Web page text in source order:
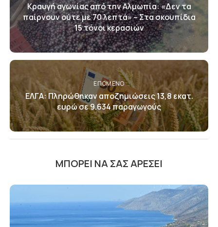
Κραυγή αγωνίας από την Αλμωπία: «Δεν τα
παίρνουν ούτε με 70 λεπτά» – Στα σκουπίδια
15 τόνοι κερασιών
ΕΠΌΜΕΝΟ
ΕΛΓΑ: Πληρώθηκαν αποζημιώσεις 13,8 εκατ.
ευρώ σε 9.634 παραγωγούς
ΜΠΟΡΕΊ ΝΑ ΣΑΣ ΑΡΈΣΕΙ